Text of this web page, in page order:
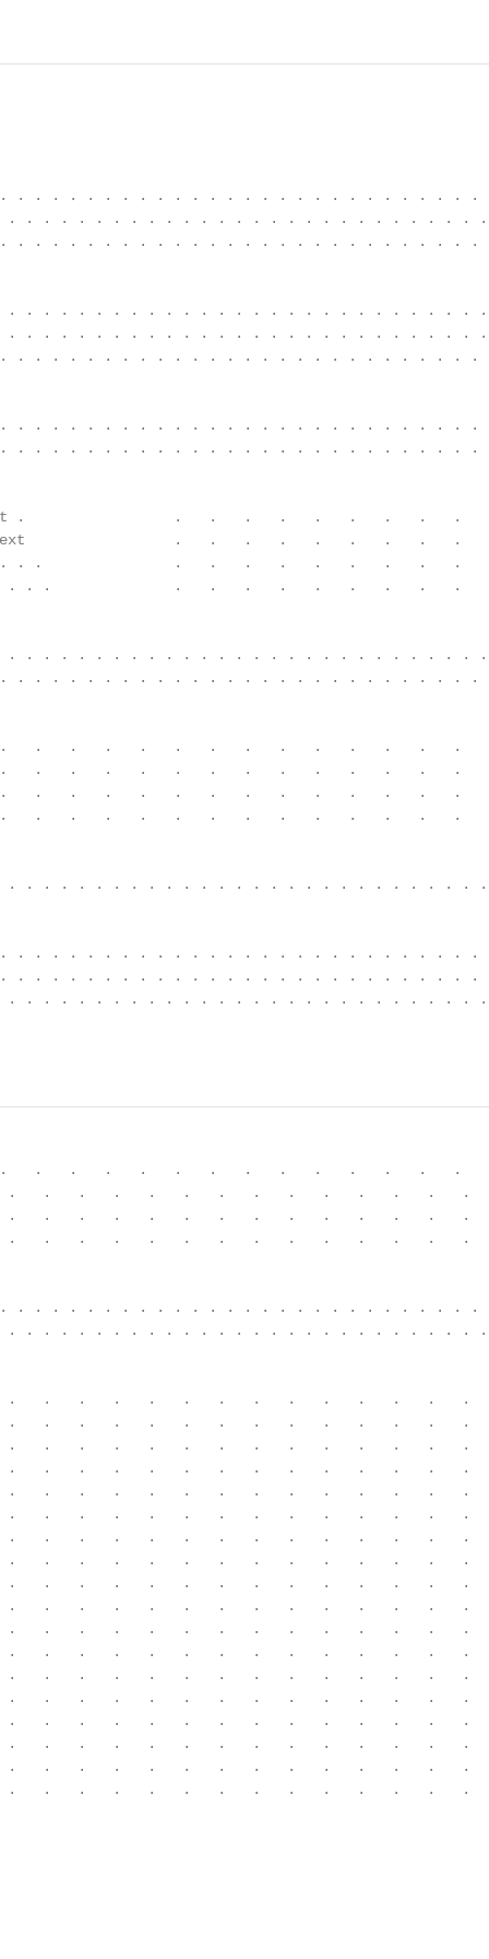
. . . . . . . . . . . . . . . . . . . . . . . . . .
. . . . . . . . . . . . . . . . . . . . . . . . .
. . . . . . . . . . . . . . . . . . . . . . . . . .
. . . . . . . . . . . . . . . . . . . . . . . . .
. . . . . . . . . . . . . . . . . . . . . . . . .
. . . . . . . . . . . . . . . . . . . . . . . . . .
. . . . . . . . . . . . . . . . . . . . . . . . . .
. . . . . . . . . . . . . . . . . . . . . . . . . .
.                 .   .   .   .   .   .   .   .   .
.   .   .   .   .   .   .   .   .
. .               .   .   .   .   .   .   .   .   .
. .              .   .   .   .   .   .   .   .   .
. . . . . . . . . . . . . . . . . . . . . . . . .
. . . . . . . . . . . . . . . . . . . . . . . . . .
.   .   .   .   .   .   .   .   .   .   .   .   .
.   .   .   .   .   .   .   .   .   .   .   .   .
.   .   .   .   .   .   .   .   .   .   .   .   .
.   .   .   .   .   .   .   .   .   .   .   .   .
. . . . . . . . . . . . . . . . . . . . . . . . .
. . . . . . . . . . . . . . . . . . . . . . . . . .
. . . . . . . . . . . . . . . . . . . . . . . . . .
. . . . . . . . . . . . . . . . . . . . . . . . .
.   .   .   .   .   .   .   .   .   .   .   .   .
.   .   .   .   .   .   .   .   .   .   .   .
.   .   .   .   .   .   .   .   .   .   .   .
.   .   .   .   .   .   .   .   .   .   .   .
. . . . . . . . . . . . . . . . . . . . . . . . . .
. . . . . . . . . . . . . . . . . . . . . . . . .
.   .   .   .   .   .   .   .   .   .   .   .
.   .   .   .   .   .   .   .   .   .   .   .
.   .   .   .   .   .   .   .   .   .   .   .
.   .   .   .   .   .   .   .   .   .   .   .
.   .   .   .   .   .   .   .   .   .   .   .
.   .   .   .   .   .   .   .   .   .   .   .
.   .   .   .   .   .   .   .   .   .   .   .
.   .   .   .   .   .   .   .   .   .   .   .
.   .   .   .   .   .   .   .   .   .   .   .
.   .   .   .   .   .   .   .   .   .   .   .
.   .   .   .   .   .   .   .   .   .   .   .
.   .   .   .   .   .   .   .   .   .   .   .
.   .   .   .   .   .   .   .   .   .   .   .
.   .   .   .   .   .   .   .   .   .   .   .
.   .   .   .   .   .   .   .   .   .   .   .
.   .   .   .   .   .   .   .   .   .   .   .
.   .   .   .   .   .   .   .   .   .   .   .
.   .   .   .   .   .   .   .   .   .   .   .